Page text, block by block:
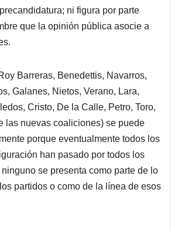
ni figura por parte
que la opinión pública asocie a
Barreras, Benedettis, Navarros,
Galanes, Nietos, Verano, Lara,
Cristo, De la Calle, Petro, Toro,
las nuevas coaliciones) se puede
porque eventualmente todos los
han pasado por todos los
se presenta como parte de lo
partidos o como de la línea de esos